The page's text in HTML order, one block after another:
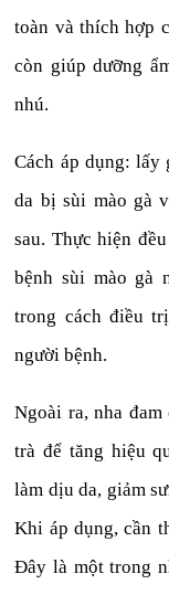
toàn và thích hợp
còn giúp dưỡng
nhú.
Cách áp dụng:
da bị sùi mào gà
sau. Thực hiện
bệnh sùi mào gà
trong cách điều
người bệnh.
Ngoài ra, nha
trà để tăng hiệu
làm dịu da, giảm
Khi áp dụng, cần
Đây là một trong